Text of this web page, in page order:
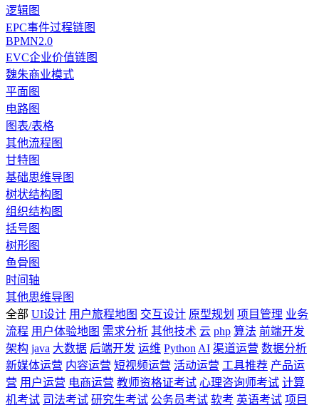
逻辑图
EPC事件过程链图
BPMN2.0
EVC企业价值链图
魏朱商业模式
平面图
电路图
图表/表格
其他流程图
甘特图
基础思维导图
树状结构图
组织结构图
括号图
树形图
鱼骨图
时间轴
其他思维导图
全部 UI设计 用户旅程地图 交互设计 原型规划 项目管理 业务
流程 用户体验地图 需求分析 其他技术 云 php 算法 前端开发
架构 java 大数据 后端开发 运维 Python AI 渠道运营 数据分析
新媒体运营 内容运营 短视频运营 活动运营 工具推荐 产品运
营 用户运营 电商运营 教师资格证考试 心理咨询师考试 计算
机考试 司法考试 研究生考试 公务员考试 软考 英语考试 项目